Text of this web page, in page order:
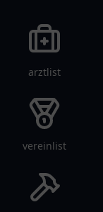
arztlist
vereinlist